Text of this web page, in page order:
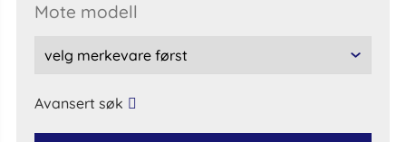
Mote modell
Avansert søk